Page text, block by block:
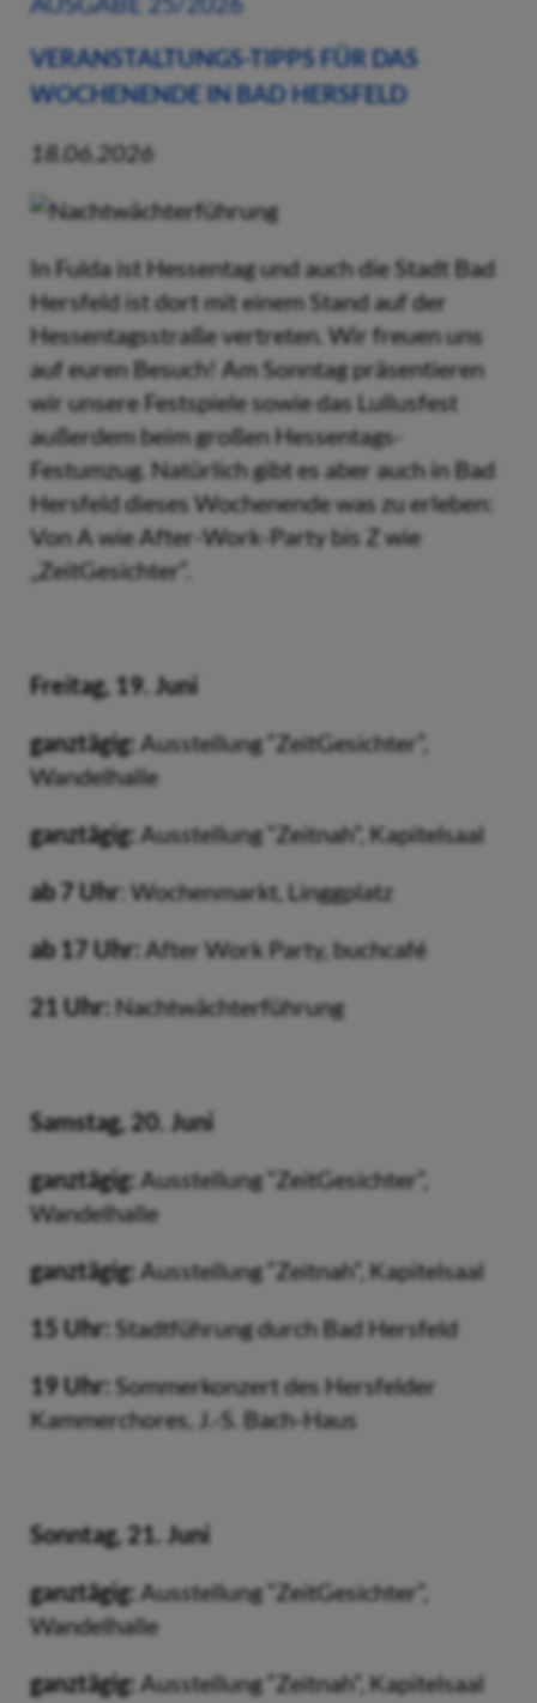
VERANSTALTUNGS-TIPPS FÜR DAS
WOCHENENDE IN BAD HERSFELD
18.06.2026
In Fulda ist Hessentag und auch die Stadt Bad
Hersfeld ist dort mit einem Stand auf der
Hessentagsstraße vertreten. Wir freuen uns
auf euren Besuch! Am Sonntag präsentieren
wir unsere Festspiele sowie das Lullusfest
außerdem beim großen Hessentags-
Festumzug. Natürlich gibt es aber auch in Bad
Hersfeld dieses Wochenende was zu erleben:
Von A wie After-Work-Party bis Z wie
„ZeitGesichter“.
Freitag, 19. Juni
ganztägig: Ausstellung “ZeitGesichter”,
Wandelhalle
ganztägig: Ausstellung “Zeitnah”, Kapitelsaal
ab 7 Uhr: Wochenmarkt, Linggplatz
ab 17 Uhr: After Work Party, buchcafé
21 Uhr: Nachtwächterführung
Samstag, 20. Juni
ganztägig: Ausstellung “ZeitGesichter”,
Wandelhalle
ganztägig: Ausstellung “Zeitnah”, Kapitelsaal
15 Uhr: Stadtführung durch Bad Hersfeld
19 Uhr: Sommerkonzert des Hersfelder
Kammerchores, J.-S. Bach-Haus
Sonntag, 21. Juni
ganztägig: Ausstellung “ZeitGesichter”,
Wandelhalle
ganztägig: Ausstellung “Zeitnah”, Kapitelsaal